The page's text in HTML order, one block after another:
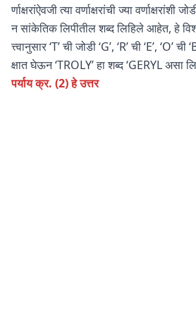
र्णाक्षरांऐवजी त्या वर्णाक्षरांची ज्या
न सांकेतिक लिपीतील शब्द लिहिले आहेत, हे
त्त्वानुसार ‘T’ ची जोडी ‘G’, ‘R’ ची ‘E’, ‘O’ ची
क्षात घेऊन ‘TROLY’ हा शब्द ‘GERYL असा
पर्याय क्र. (2) हे उत्तर